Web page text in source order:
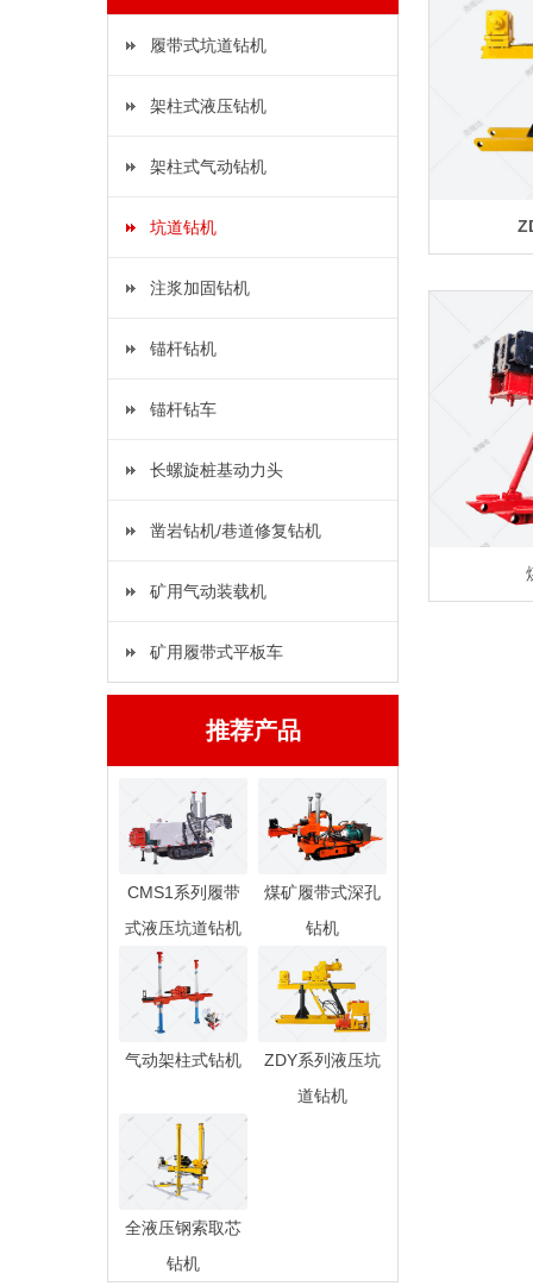
履带式坑道钻机
架柱式液压钻机
架柱式气动钻机
坑道钻机
注浆加固钻机
锚杆钻机
锚杆钻车
长螺旋桩基动力头
凿岩钻机/巷道修复钻机
矿用气动装载机
矿用履带式平板车
推荐产品
CMS1系列履带
式液压坑道钻机
煤矿履带式深孔
钻机
气动架柱式钻机
ZDY系列液压坑
道钻机
全液压钢索取芯
钻机